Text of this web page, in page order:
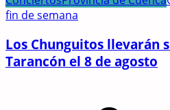
fin de semana
Los Chunguitos llevarán
Tarancón el 8 de agosto